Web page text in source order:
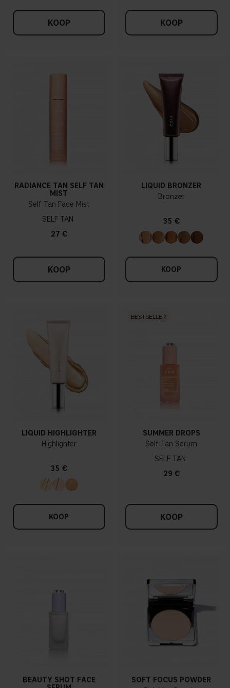
KOOP KOOP
RADIANCE TAN SELF TAN
MIST
Self Tan Face Mist
SELF TAN
27 €
KOOP
LIQUID BRONZER
Bronzer
35 €
KOOP
LIQUID HIGHLIGHTER
Highlighter
35 €
KOOP
BESTSELLER
SUMMER DROPS
Self Tan Serum
SELF TAN
29 €
KOOP
BEAUTY SHOT FACE
SOFT FOCUS POWDER